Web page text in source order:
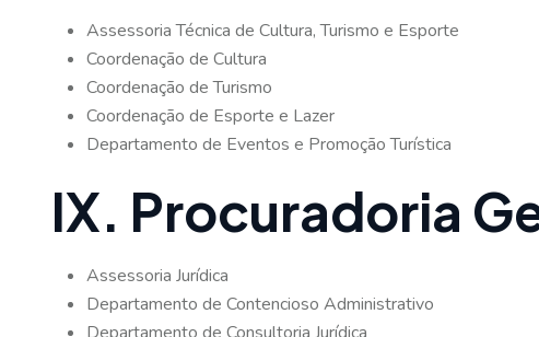
Assessoria Técnica de Cultura, Turismo e Esporte
Coordenação de Cultura
Coordenação de Turismo
Coordenação de Esporte e Lazer
Departamento de Eventos e Promoção Turística
IX. Procuradoria
Assessoria Jurídica
Departamento de Contencioso Administrativo